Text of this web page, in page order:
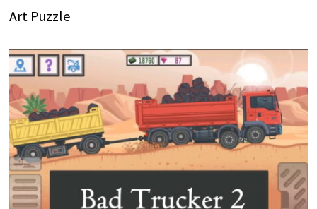
Art Puzzle